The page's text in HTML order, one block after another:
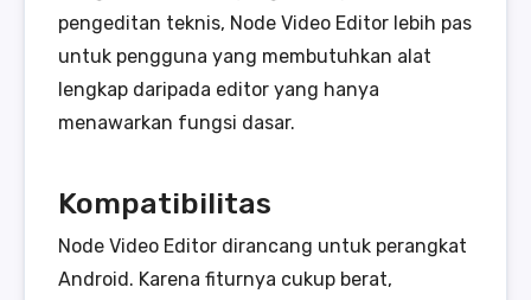
pengeditan teknis, Node Video Editor lebih pas
untuk pengguna yang membutuhkan alat
lengkap daripada editor yang hanya
menawarkan fungsi dasar.
Kompatibilitas
Node Video Editor dirancang untuk perangkat
Android. Karena fiturnya cukup berat,